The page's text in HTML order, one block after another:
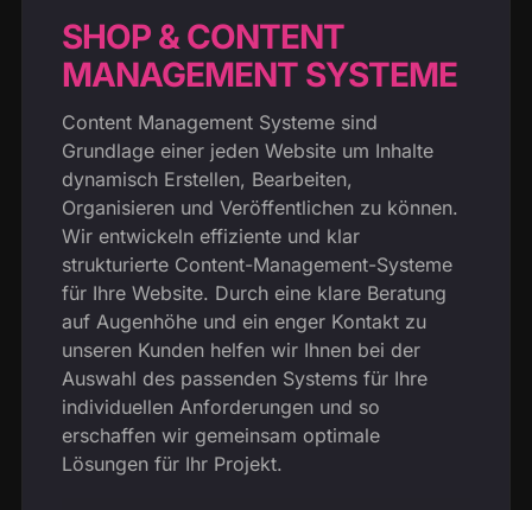
SHOP & CONTENT
MANAGEMENT SYSTEME
Content Management Systeme sind
Grundlage einer jeden Website um Inhalte
dynamisch Erstellen, Bearbeiten,
Organisieren und Veröffentlichen zu können.
Wir entwickeln effiziente und klar
strukturierte Content-Management-Systeme
für Ihre Website. Durch eine klare Beratung
auf Augenhöhe und ein enger Kontakt zu
unseren Kunden helfen wir Ihnen bei der
Auswahl des passenden Systems für Ihre
individuellen Anforderungen und so
erschaffen wir gemeinsam optimale
Lösungen für Ihr Projekt.